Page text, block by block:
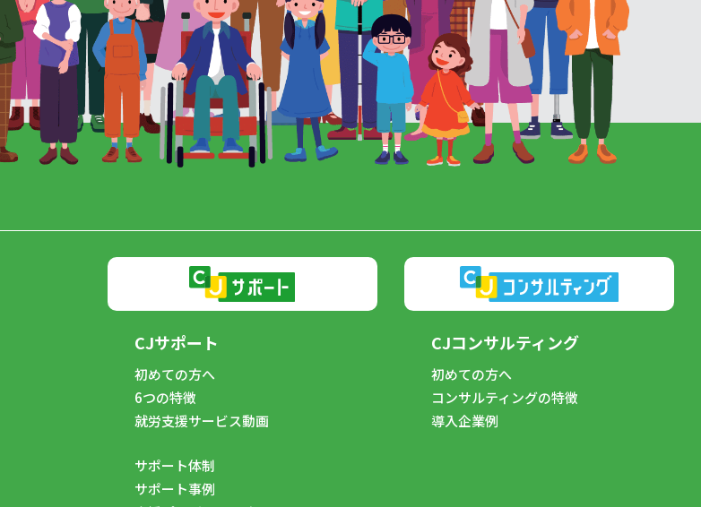
CJサポート
初めての方へ
6つの特徴
就労支援サービス動画
サポート体制
サポート事例
CJコンサルティング
初めての方へ
コンサルティングの特徴
導入企業例